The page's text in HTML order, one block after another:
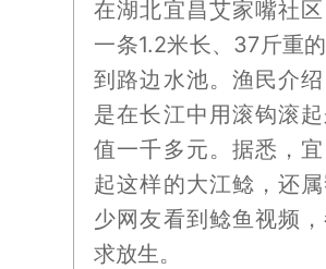
在湖北宜昌艾家嘴社
一条1.2米长、37斤重
到路边水池。渔民介
是在长江中用滚钩滚
值一千多元。据悉，
起这样的大江鲶，还
少网友看到鲶鱼视频
求放生。